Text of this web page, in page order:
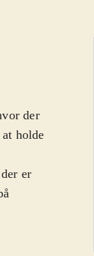
der
holde
er
ud på